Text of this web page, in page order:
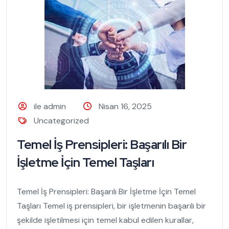
ile admin
Nisan 16, 2025
Uncategorized
Temel İş Prensipleri: Başarılı Bir
İşletme İçin Temel Taşları
Temel İş Prensipleri: Başarılı Bir İşletme İçin Temel
Taşları Temel iş prensipleri, bir işletmenin başarılı bir
şekilde işletilmesi için temel kabul edilen kurallar,